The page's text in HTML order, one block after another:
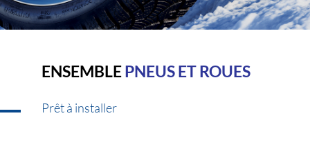
ENSEMBLEPNEUS ET ROUES
Prêt à installer